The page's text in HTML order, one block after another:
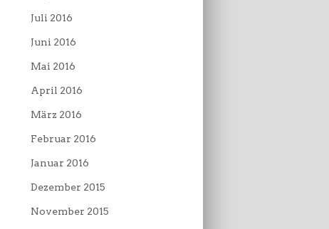
Juli 2016
Juni 2016
Mai 2016
April 2016
März 2016
Februar 2016
Januar 2016
Dezember 2015
November 2015